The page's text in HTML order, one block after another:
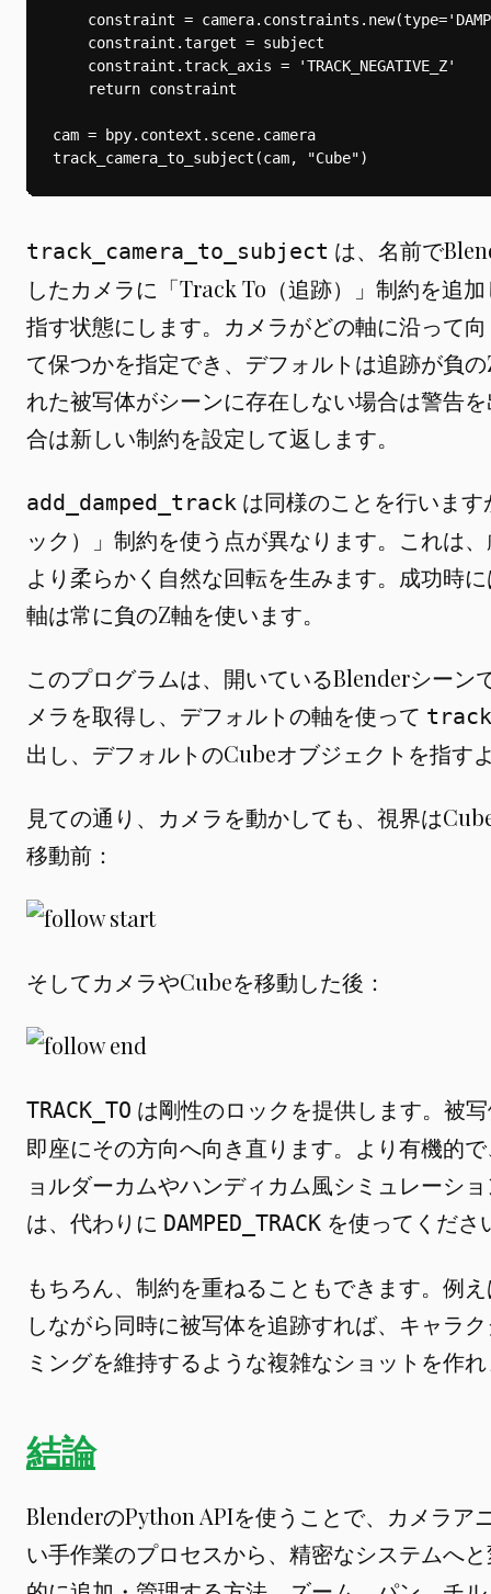
track_camera_to_subject は、名前で
したカメラに「Track To（追跡）」制約を追
指す状態にします。カメラがどの軸に沿って
て保つかを指定でき、デフォルトは追跡が負
れた被写体がシーンに存在しない場合は警告
合は新しい制約を設定して返します。
add_damped_track は同様のことを行いま
ック）」制約を使う点が異なります。これは
より柔らかく自然な回転を生みます。成功時
軸は常に負のZ軸を使います。
このプログラムは、開いているBlenderシーン
メラを取得し、デフォルトの軸を使って
出し、デフォルトのCubeオブジェクトを指す
見ての通り、カメラを動かしても、視界は
移動前：
そしてカメラやCubeを移動した後：
TRACK_TO は剛性のロックを提供します。被
即座にその方向へ向き直ります。より有機的
ョルダーカムやハンディカム風シミュレーシ
は、代わりに DAMPED_TRACK を使ってくださ
もちろん、制約を重ねることもできます。例
しながら同時に被写体を追跡すれば、キャラ
ミングを維持するような複雑なショットを作
結論
BlenderのPython APIを使うことで、カメラア
い手作業のプロセスから、精密なシステムへ